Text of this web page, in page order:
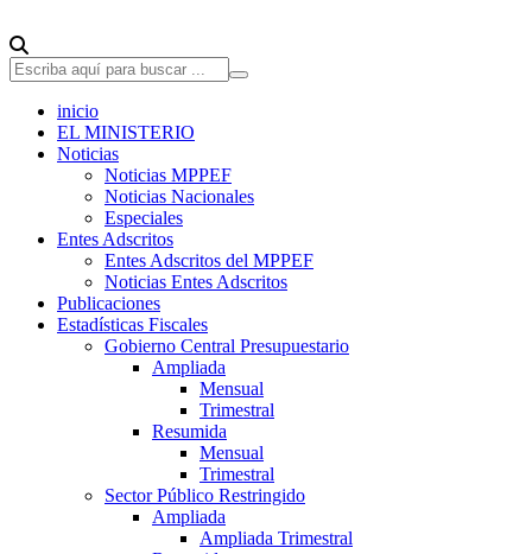
inicio
EL MINISTERIO
Noticias
Noticias MPPEF
Noticias Nacionales
Especiales
Entes Adscritos
Entes Adscritos del MPPEF
Noticias Entes Adscritos
Publicaciones
Estadísticas Fiscales
Gobierno Central Presupuestario
Ampliada
Mensual
Trimestral
Resumida
Mensual
Trimestral
Sector Público Restringido
Ampliada
Ampliada Trimestral